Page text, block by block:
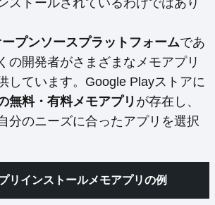
ストールされているわけではあり
ープンソースプラットフォームであ
の開発者がさまざまなメモアプリ
しています。Google Playストアに
無料・有料メモアプリ が存在し、
分のニーズに合ったアプリを選択
リインストールメモアプリの例